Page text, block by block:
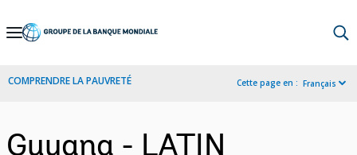
Skip
Navigation
COMPRENDRE LA PAUVRETÉ Cette page en : Français
Guyana - LATIN